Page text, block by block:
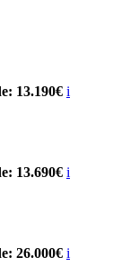
13.190€ i
13.690€ i
26.000€ i